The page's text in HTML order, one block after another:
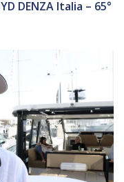
DENZA Italia – 65°